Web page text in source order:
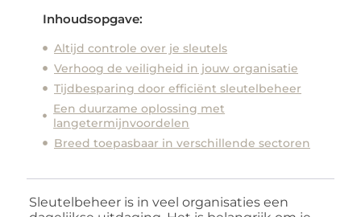
Inhoudsopgave:
Altijd controle over je sleutels
Verhoog de veiligheid in jouw organisatie
Tijdbesparing door efficiënt sleutelbeheer
Een duurzame oplossing met
langetermijnvoordelen
Breed toepasbaar in verschillende sectoren
Sleutelbeheer is in veel organisaties een